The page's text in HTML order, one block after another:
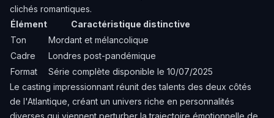
clichés romantiques.
Élément
Caractéristique distinctive
Ton
Mordant et mélancolique
Cadre
Londres post-pandémique
Format
Série complète disponible le 10/07/2025
Le casting impressionnant réunit des talents des deux côtés
de l'Atlantique, créant un univers riche en personnalités
diverses qui viennent perturber la trajectoire émotionnelle de